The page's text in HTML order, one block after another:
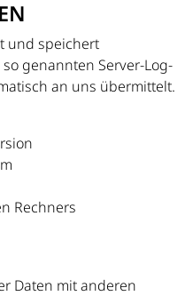
und speichert
genannten Server-Log-
an uns übermittelt.
Rechners
Daten mit anderen